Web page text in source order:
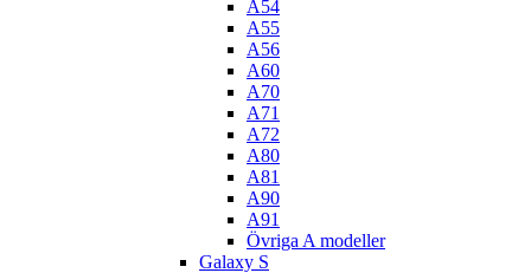
A54
A55
A56
A60
A70
A71
A72
A80
A81
A90
A91
Övriga A modeller
Galaxy S